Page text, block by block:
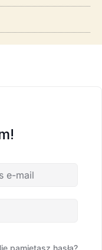
pamiętasz hasła?